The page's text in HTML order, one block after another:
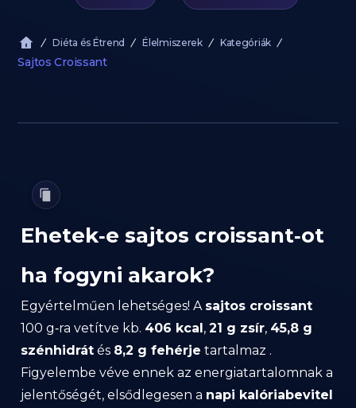
Diéta és Étrend Élelmiszerek Kategóriák
Sajtos Croissant
Ehetek‑e sajtos croissant‑ot
ha fogyni akarok?
Egyértelműen lehetséges! A sajtos croissant
100 g‑ra vetítve kb. 406 kcal, 21 g zsír, 45,8 g
szénhidrát és 8,2 g fehérje tartalmaz .
Figyelembe véve ennek az energiatartalomnak a
jelentőségét, elsődlegesen a napi kalóriabevitel